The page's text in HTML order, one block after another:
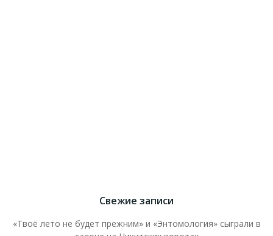
Свежие записи
«Твоё лето не будет прежним» и «Энтомология» сыграли в